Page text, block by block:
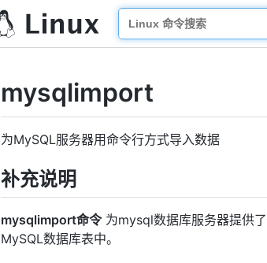
mysqlimport
为MySQL服务器用命令行方式导入数据
补充说明
mysqlimport命令为mysql数据库服务器提供
MySQL数据库表中。